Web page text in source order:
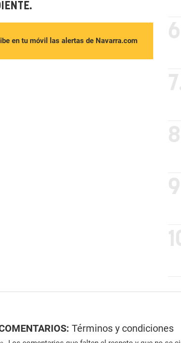
en tu móvil las alertas de Navarra.com
Términos y condiciones